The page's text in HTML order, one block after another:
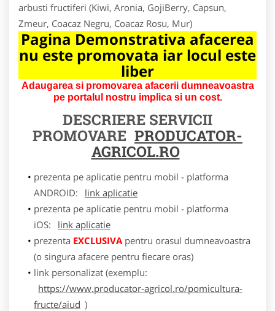
arbusti fructiferi (Kiwi, Aronia, GojiBerry, Capsun,
Zmeur, Coacaz Negru, Coacaz Rosu, Mur)
Pagina Demonstrativa afacerea
nu este promovata iar locul este
liber
Adaugarea si promovarea afacerii dumneavoastra
pe portalul nostru implica si un cost.
DESCRIERE SERVICII
PROMOVARE PRODUCATOR-
AGRICOL.RO
prezenta pe aplicatie pentru mobil - platforma
ANDROID:
link aplicatie
prezenta pe aplicatie pentru mobil - platforma
iOS:
link aplicatie
prezenta EXCLUSIVApentru orasul dumneavoastra
(o singura afacere pentru fiecare oras)
link personalizat (exemplu:
https://www.producator-agricol.ro/pomicultura-
fructe/aiud )